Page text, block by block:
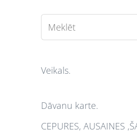
Veikals.
Dāvanu karte.
CEPURES, AUSAINES